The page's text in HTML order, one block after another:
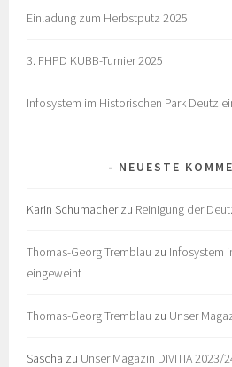
Einladung zum Herbstputz 2025
3. FHPD KUBB-Turnier 2025
Infosystem im Historischen Park Deutz
NEUESTE
Karin Schumacherzu Reinigung der
Thomas-Georg Tremblau zu Infosystem
eingeweiht
Thomas-Georg Tremblau zu Unser
Sascha zu Unser Magazin DIVITIA 2023/